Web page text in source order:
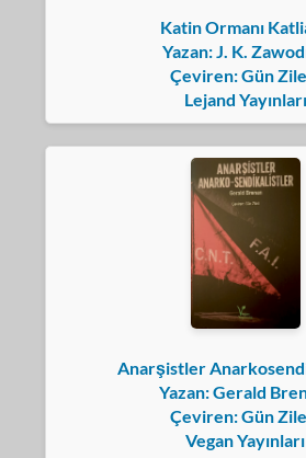
Katin Ormanı
Yazan: J. K.
Çeviren: Gün
Lejand Yayınları
Anarşistler
Yazan: Gerald
Çeviren: Gün
Vegan Yayınları